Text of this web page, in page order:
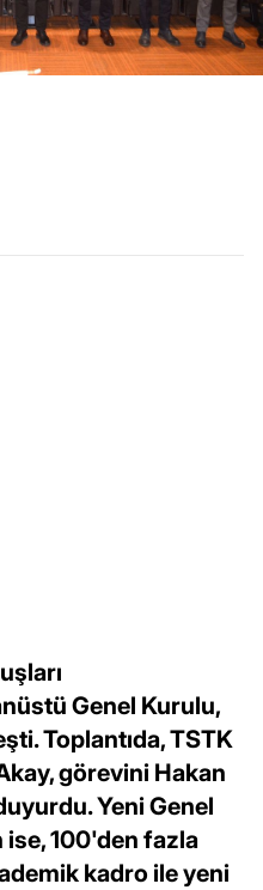
Genel Kurulu,
Toplantıda, TSTK
görevini Hakan
Yeni Genel
ise, 100'den fazla
kadro ile yeni